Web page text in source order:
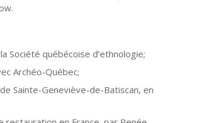
Société québécoise d’ethnologie;
Archéo-Québec;
Sainte-Geneviève-de-Batiscan, en